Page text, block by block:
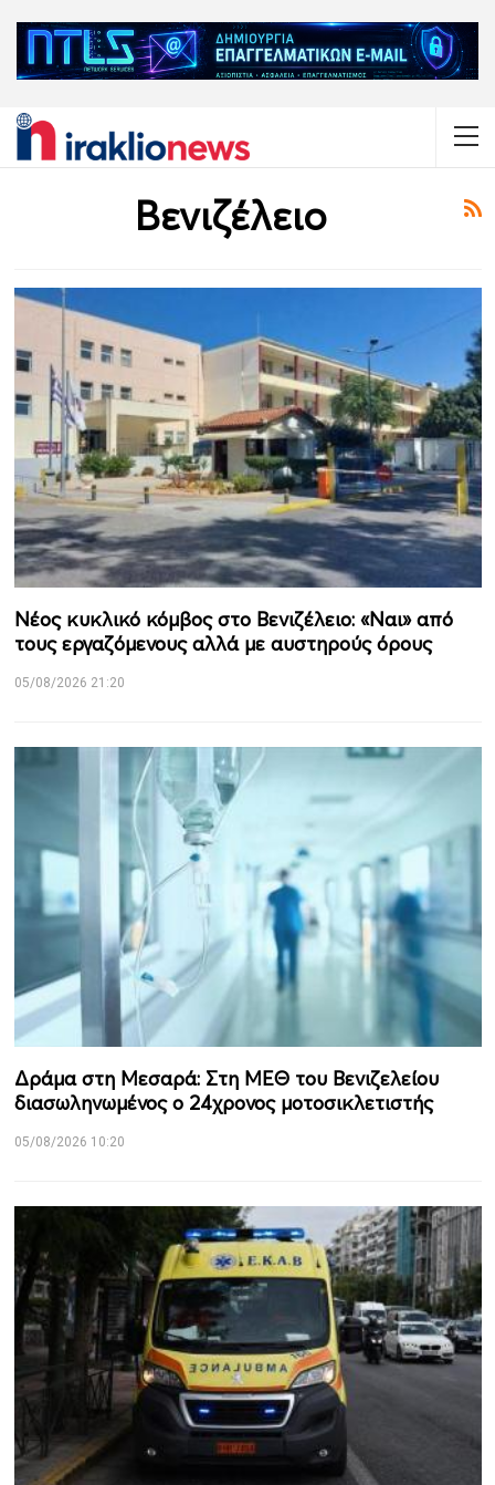
Βενιζέλειο
Νέος κυκλικό κόμβος στο Βενιζέλειο: «Ναι» από
τους εργαζόμενους αλλά με αυστηρούς όρους
05/08/2026 21:20
Δράμα στη Μεσαρά: Στη ΜΕΘ του Βενιζελείου
διασωληνωμένος ο 24χρονος μοτοσικλετιστής
05/08/2026 10:20